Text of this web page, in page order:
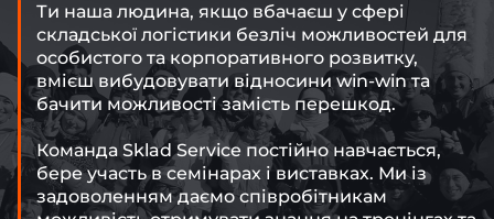
Ти наша людина, якщо вбачаєш у сфері
складської логістики безліч можливостей для
особистого та корпоративного розвитку,
вмієш вибудовувати відносини win-win та
бачити можливості замість перешкод.
Команда Sklad Service постійно навчається,
бере участь в семінарах і виставках. Ми із
задоволенням даємо співробітникам
поверх